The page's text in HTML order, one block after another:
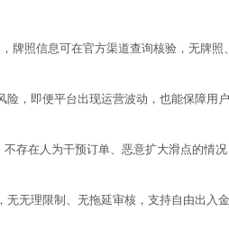
照信息可在官方渠道查询核验，无牌照、
，即便平台出现运营波动，也能保障用
存在人为干预订单、恶意扩大滑点的情况
无理限制、无拖延审核，支持自由出入金